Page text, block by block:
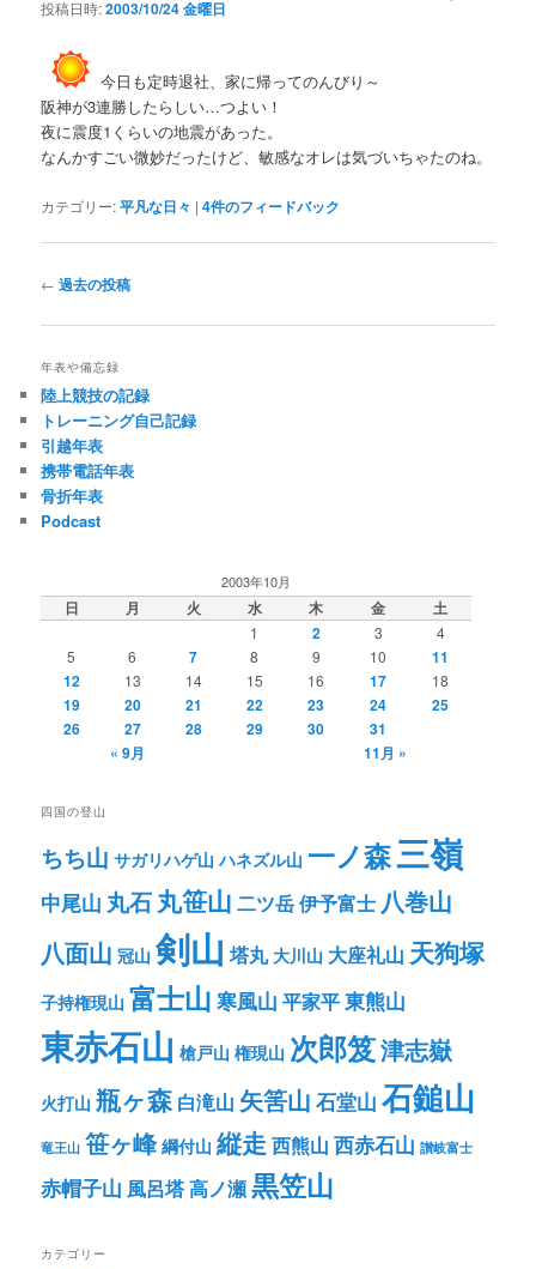
投稿日時:2003/10/24 金曜日
今日も定時退社、家に帰ってのんびり～
阪神が3連勝したらしい…つよい！
夜に震度1くらいの地震があった。
なんかすごい微妙だったけど、敏感なオレは気づいちゃたのね。
カテゴリー:平凡な日々 |4件のフィードバック
投
ナ
ビ
ゲ
ー
シ
ョ
ン
← 過去の投稿
年表や備忘録
陸上競技の記録
トレーニング自己記録
引越年表
携帯電話年表
骨折年表
Podcast
2003年10月
日 月 火 水 木 金 土
1 2 3
4
5
6 7 8 9 10
11
12
13 14 15 16 17 18
19 20 21 22 23 24
25
26
27 28 29 30
31
« 9月
11月 »
四国の登山
ちち山 サガリハゲ山 ハネズル山 一ノ森三嶺
中尾山 丸石丸笹山 二ツ岳伊予富士 八巻山
八面山 冠山 剣山 塔丸 大川山 大座礼山 天狗塚
子持権現山 富士山 寒風山 平家平東熊山
東赤石山 槍戸山 権現山 次郎笈津志嶽
火打山 瓶ヶ森 白滝山 矢筈山 石堂山 石鎚山
竜王山 笹ヶ峰 綱付山 縦走西熊山 西赤石山 讃岐富士
赤帽子山 風呂塔高ノ瀬黒笠山
カテゴリー